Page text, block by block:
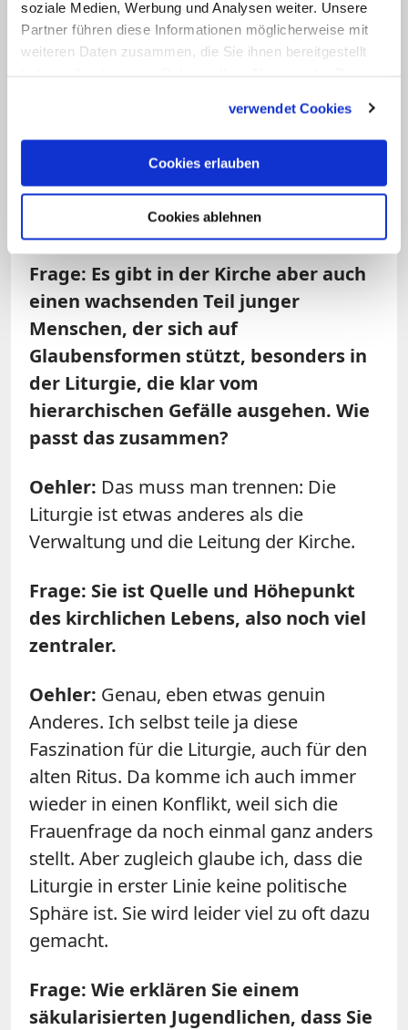
soziale Medien, Werbung und Analysen weiter. Unsere
Partner führen diese Informationen möglicherweise mit
weiteren Daten zusammen, die Sie ihnen bereitgestellt
verwendet Cookies
Cookies erlauben
Cookies ablehnen
Sie fühlen sich abgestoßen. Ich bin selber
eine glückliche Katholikin und mein
Glaube gibt mir unglaublich viel Kraft. Ich
seine Liebe und Gnade in den
Sakramenten. Das hat mein Leben
verändert. Und deshalb schmerzt es
mich, dass andere junge Menschen
Frage: Es gibt in der Kirche aber auch
einen wachsenden Teil junger
Menschen, der sich auf
Glaubensformen stützt, besonders in
der Liturgie, die klar vom
hierarchischen Gefälle ausgehen. Wie
passt das zusammen?
Oehler: Das muss man trennen: Die
Liturgie ist etwas anderes als die
Verwaltung und die Leitung der Kirche.
Frage: Sie ist Quelle und Höhepunkt
des kirchlichen Lebens, also noch viel
zentraler.
Oehler: Genau, eben etwas genuin
Anderes. Ich selbst teile ja diese
Faszination für die Liturgie, auch für den
alten Ritus. Da komme ich auch immer
wieder in einen Konflikt, weil sich die
Frauenfrage da noch einmal ganz anders
stellt. Aber zugleich glaube ich, dass die
Liturgie in erster Linie keine politische
Sphäre ist. Sie wird leider viel zu oft dazu
gemacht.
Frage: Wie erklären Sie einem
säkularisierten Jugendlichen, dass Sie